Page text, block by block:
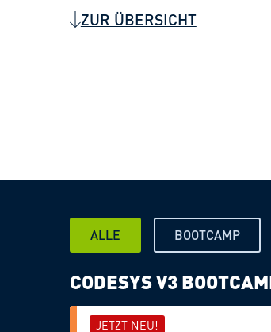
ZUR ÜBERSICHT
ALLE BOOTCAMP
CODESYS V3
JETZT NEU!